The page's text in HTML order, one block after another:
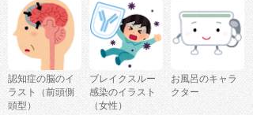
認知症の脳のイ
ラスト（前頭側
頭型）
ブレイクスルー
感染のイラスト
（女性）
お風呂のキャラ
クター